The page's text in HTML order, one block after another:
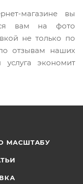
магазине вы
вам на фото
не только по
отзывам наших
услуга экономит
МАСШТАБУ